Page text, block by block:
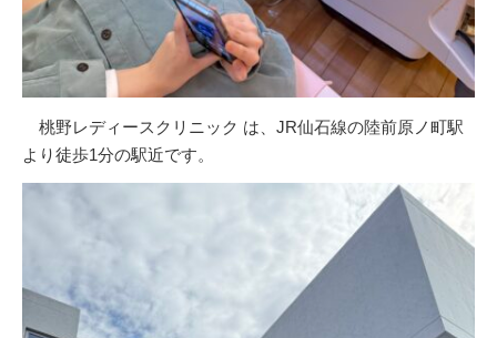
桃野レディースクリニック は、JR仙石線の陸前原ノ町駅
より徒歩1分の駅近です。